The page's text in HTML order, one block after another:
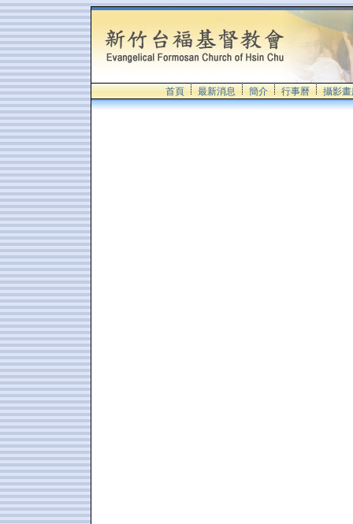
首頁 最新消息 簡介 行事曆 攝影畫